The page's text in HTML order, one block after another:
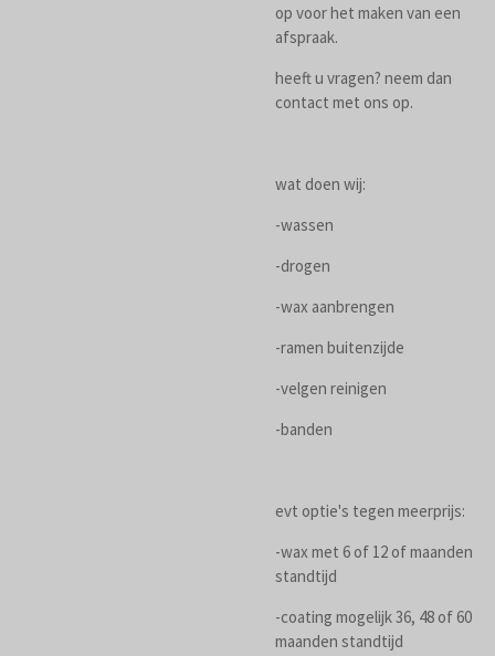
op voor het maken van een
afspraak.
heeft u vragen? neem dan
contact met ons op.
wat doen wij:
-wassen
-drogen
-wax aanbrengen
-ramen buitenzijde
-velgen reinigen
-banden
evt optie's tegen meerprijs:
-wax met 6 of 12 of maanden
standtijd
-coating mogelijk 36, 48 of 60
maanden standtijd